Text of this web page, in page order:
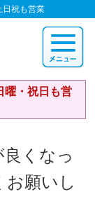
日祝も営業
曜・祝日も営
くなっ
願いし